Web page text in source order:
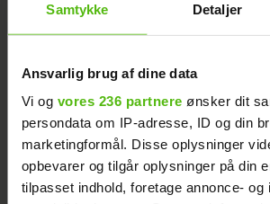
Samtykke Detaljer
Ansvarlig brug af dine data
Vi og vores 236 partnere ønsker dit
persondata om IP-adresse, ID og din
marketingformål. Disse oplysninger
opbevarer og tilgår oplysninger på din
tilpasset indhold, foretage annonce-
Natasha Brock mødte sin mand
Skanderborg